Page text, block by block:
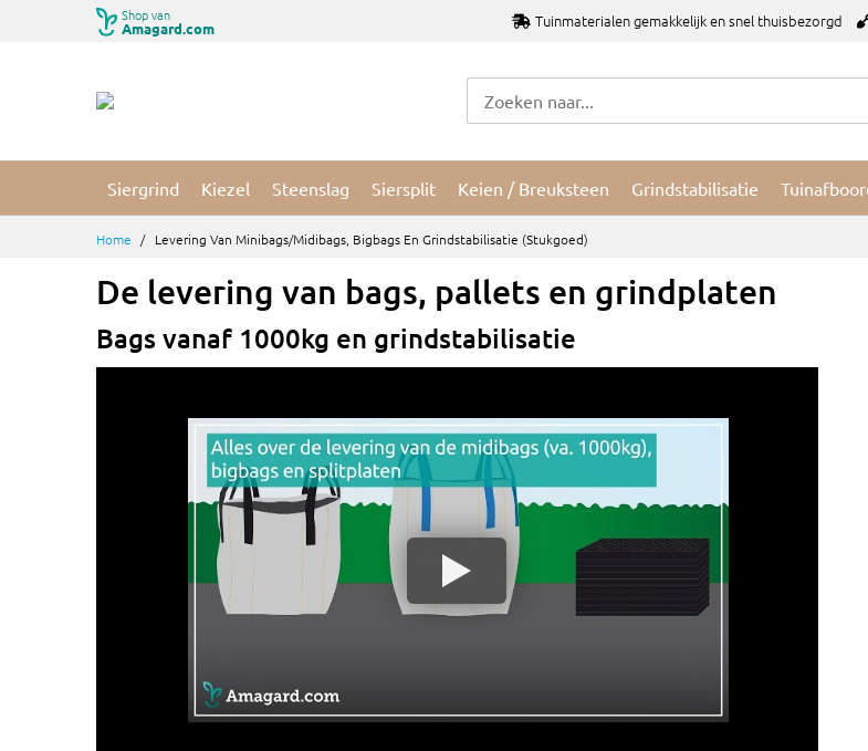
Shop van
Amagard.com Tuinmaterialen gemakkelijk en snel thuisbezorgd
Siergrind Kiezel Steenslag Siersplit Keien / Breuksteen Grindstabilisatie
Home Levering Van Minibags/midibags, Bigbags En Grindstabilisatie (stukgoed)
De levering van bags, pallets en grindplaten
Bags vanaf 1000kg en grindstabilisatie